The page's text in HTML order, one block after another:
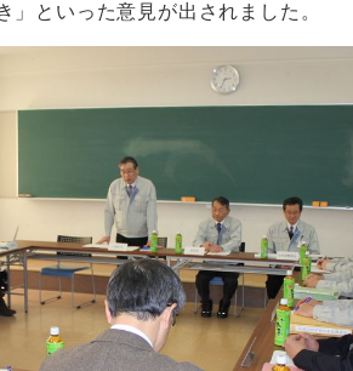
」といった意見が出されました。